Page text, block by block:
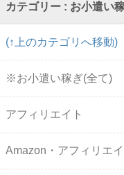
カテゴリー : お小遣い
(↑上のカテゴリへ移動)
※お小遣い稼ぎ(全て)
アフィリエイト
Amazon・アフィリエイ